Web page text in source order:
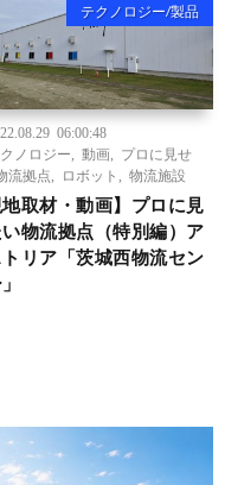
テクノロジー/製品
06:00:48
ノロジー
動画
プロに見せ
流拠点
ロボット 物流施設
地取材・動画】プロに見
物流拠点（特別編）ア
リア「茨城西物流セン